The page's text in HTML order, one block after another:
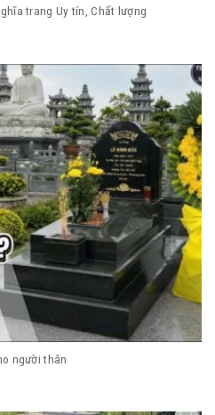
trang Uy tín, Chất lượng
người thân